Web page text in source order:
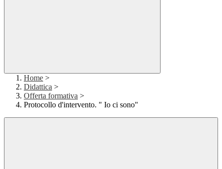
Home >
Didattica >
Offerta formativa >
Protocollo d'intervento. " Io ci sono"